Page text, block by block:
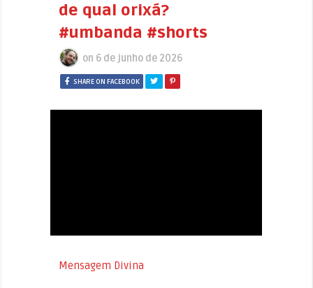
de qual orixá?
#umbanda #shorts
on 6 de junho de 2026
SHARE ON FACEBOOK
Mensagem Divina